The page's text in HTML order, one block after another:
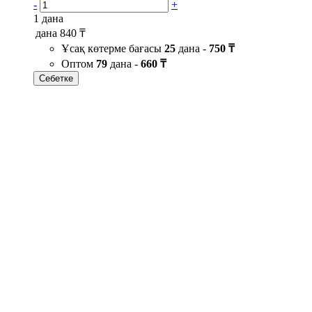
-
+
1 дана
дана 840 ₸
Ұсақ көтерме бағасы 25 дана - 750 ₸
Оптом 79 дана - 660 ₸
Себетке